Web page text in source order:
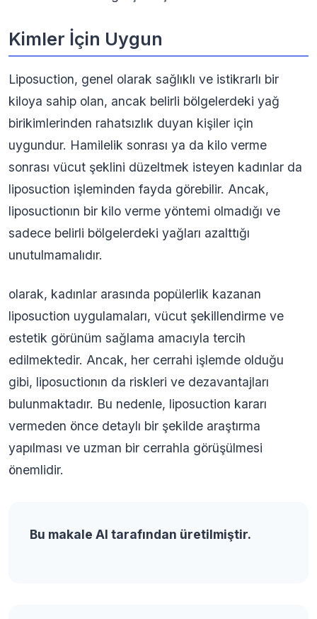
Kimler İçin Uygun
Liposuction, genel olarak sağlıklı ve istikrarlı bir
kiloya sahip olan, ancak belirli bölgelerdeki yağ
birikimlerinden rahatsızlık duyan kişiler için
uygundur. Hamilelik sonrası ya da kilo verme
sonrası vücut şeklini düzeltmek isteyen kadınlar da
liposuction işleminden fayda görebilir. Ancak,
liposuctionın bir kilo verme yöntemi olmadığı ve
sadece belirli bölgelerdeki yağları azalttığı
unutulmamalıdır.
olarak, kadınlar arasında popülerlik kazanan
liposuction uygulamaları, vücut şekillendirme ve
estetik görünüm sağlama amacıyla tercih
edilmektedir. Ancak, her cerrahi işlemde olduğu
gibi, liposuctionın da riskleri ve dezavantajları
bulunmaktadır. Bu nedenle, liposuction kararı
vermeden önce detaylı bir şekilde araştırma
yapılması ve uzman bir cerrahla görüşülmesi
önemlidir.
Bu makale AI tarafından üretilmiştir.